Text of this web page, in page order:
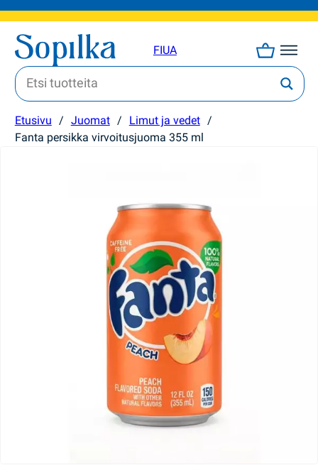
FIUA
Etusivu / Juomat / Limut ja vedet /
Fanta persikka virvoitusjuoma 355 ml